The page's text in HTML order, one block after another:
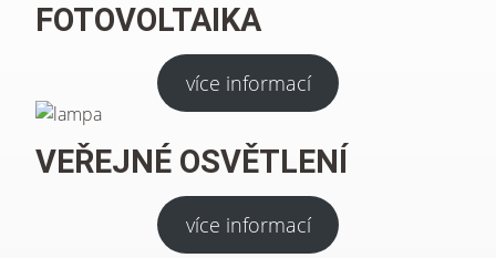
FOTOVOLTAIKA
více informací
VEŘEJNÉ OSVĚTLENÍ
více informací